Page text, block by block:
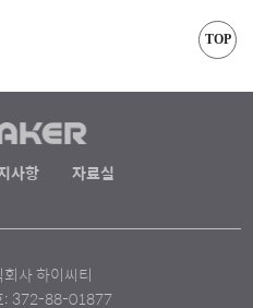
TOP
사항 자료실
사 하이씨티
: 372-88-01877